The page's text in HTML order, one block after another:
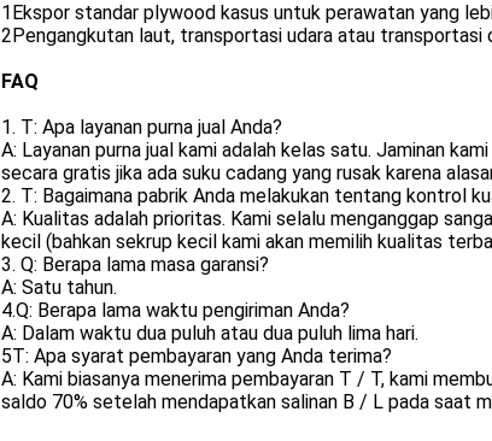
1Ekspor standar plywood kasus untuk perawatan yang
2Pengangkutan laut, transportasi udara atau transportasi
FAQ
1. T: Apa layanan purna jual Anda?
A: Layanan purna jual kami adalah kelas satu. Jaminan
secara gratis jika ada suku cadang yang rusak karena
2. T: Bagaimana pabrik Anda melakukan tentang kontrol
A: Kualitas adalah prioritas. Kami selalu menganggap
kecil (bahkan sekrup kecil kami akan memilih kualitas
3. Q: Berapa lama masa garansi?
A: Satu tahun.
4.Q: Berapa lama waktu pengiriman Anda?
A: Dalam waktu dua puluh atau dua puluh lima hari.
5T: Apa syarat pembayaran yang Anda terima?
A: Kami biasanya menerima pembayaran T / T, kami
saldo 70% setelah mendapatkan salinan B / L pada saat